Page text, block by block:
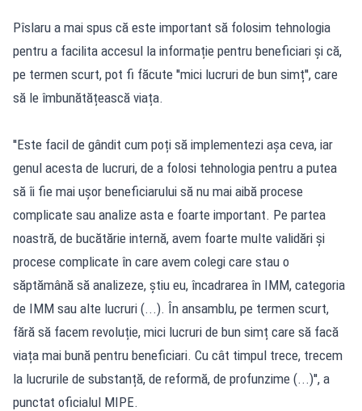
Pîslaru a mai spus că este important să folosim tehnologia
pentru a facilita accesul la informație pentru beneficiari și că,
pe termen scurt, pot fi făcute ''mici lucruri de bun simț'', care
să le îmbunătățească viața.
''Este facil de gândit cum poți să implementezi așa ceva, iar
genul acesta de lucruri, de a folosi tehnologia pentru a putea
să îi fie mai ușor beneficiarului să nu mai aibă procese
complicate sau analize asta e foarte important. Pe partea
noastră, de bucătărie internă, avem foarte multe validări și
procese complicate în care avem colegi care stau o
săptămână să analizeze, știu eu, încadrarea în IMM, categoria
de IMM sau alte lucruri (...). În ansamblu, pe termen scurt,
fără să facem revoluție, mici lucruri de bun simț care să facă
viața mai bună pentru beneficiari. Cu cât timpul trece, trecem
la lucrurile de substanță, de reformă, de profunzime (...)'', a
punctat oficialul MIPE.